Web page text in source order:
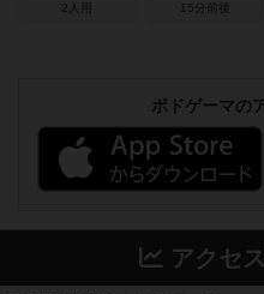
2人用 15分前後
ボドゲーマの
アクセ